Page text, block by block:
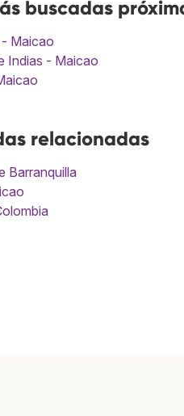
buscadas
Maicao
Indias - Maicao
relacionadas
Barranquilla